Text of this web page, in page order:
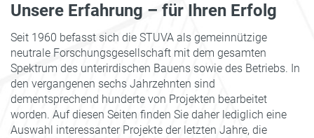
Unsere Erfahrung – für Ihren Erfolg
Seit 1960 befasst sich die STUVA als gemeinnützige
neutrale Forschungsgesellschaft mit dem gesamten
Spektrum des unterirdischen Bauens sowie des Betriebs. In
den vergangenen sechs Jahrzehnten sind
dementsprechend hunderte von Projekten bearbeitet
worden. Auf diesen Seiten finden Sie daher lediglich eine
Auswahl interessanter Projekte der letzten Jahre, die